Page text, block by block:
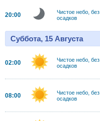
20:00
Чистое небо, без
осадков
Суббота, 15 Августа
02:00
Чистое небо, без
осадков
08:00
Чистое небо, без
осадков